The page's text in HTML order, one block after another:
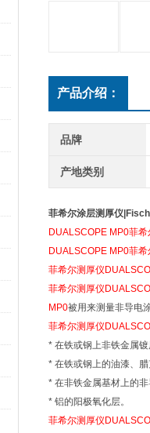
产品介绍：
品牌
产地类别
菲希尔涂层测厚仪
DUALSCOPE MP0菲希
DUALSCOPE MP0菲希
菲希尔测厚仪
菲希尔测厚仪
MP0被用来测量非导电
菲希尔测厚仪
* 在铁或钢上非铁金属
* 在铁或钢上的油漆、腊
* 在非铁金属基材上的
* 铝的阳极氧化层。
菲希尔测厚仪